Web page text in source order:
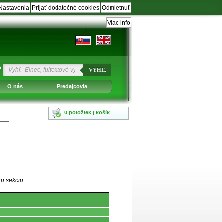
Odmietnuť
Prijať dodatočné cookies
Nastavenia
Viac info
VYHĽ.
O nás Predajcovia
0 položiek | košík
sekciu